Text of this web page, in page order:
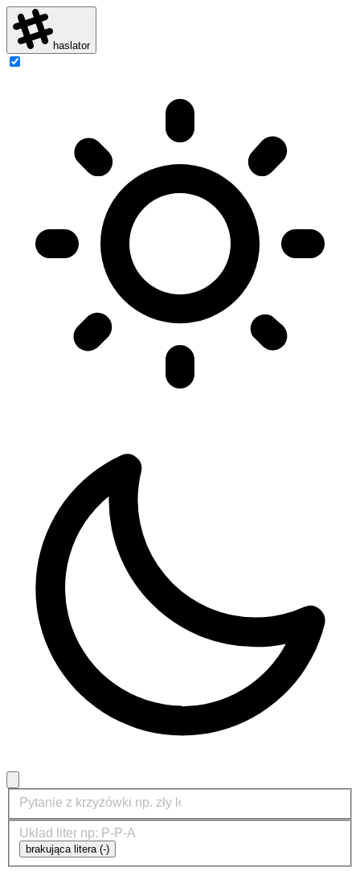
haslator
brakująca litera (-)